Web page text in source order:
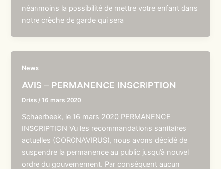
néanmoins la possibilité de mettre votre enfant dans
notre crèche de garde qui sera
News
AVIS – PERMANENCE INSCRIPTION
Driss /16 mars 2020
Schaerbeek, le 16 mars 2020 PERMANENCE
INSCRIPTION Vu les recommandations sanitaires
actuelles (CORONAVIRUS), nous avons décidé de
suspendre la permanence au public jusqu’à nouvel
ordre du gouvernement. Par conséquent aucun